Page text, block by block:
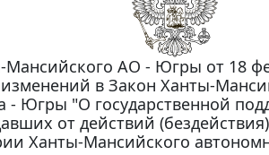
Мансийского АО - Югры от 18
в Закон Ханты-
- Югры "О государственной
от действий
Ханты-Мансийского